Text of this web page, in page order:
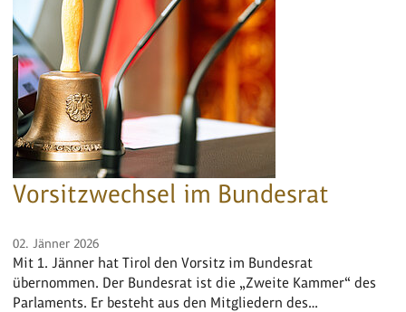
Vorsitzwechsel im Bundesrat
02. Jänner 2026
Mit 1. Jänner hat Tirol den Vorsitz im Bundesrat
übernommen. Der Bundesrat ist die „Zweite Kammer“ des
Parlaments. Er besteht aus den Mitgliedern des…